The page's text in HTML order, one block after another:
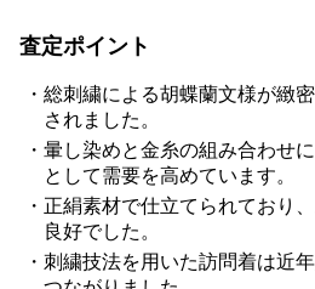
査定ポイント
総刺繍による胡蝶蘭文様が緻
されました。
暈し染めと金糸の組み合わせ
として需要を高めています。
正絹素材で仕立てられており
良好でした。
刺繍技法を用いた訪問着は近